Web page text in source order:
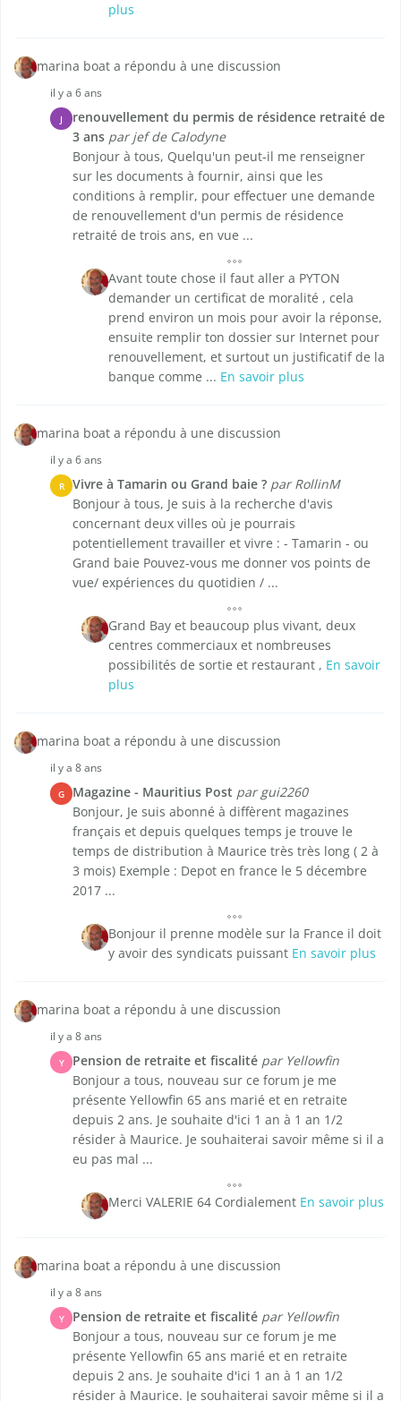
plus
marina boat a répondu à une discussion
il y a 6 ans
J
renouvellement du permis de résidence retraité de
3 ans par jef de Calodyne
Bonjour à tous, Quelqu'un peut-il me renseigner
sur les documents à fournir, ainsi que les
conditions à remplir, pour effectuer une demande
de renouvellement d'un permis de résidence
retraité de trois ans, en vue ...
Avant toute chose il faut aller a PYTON
demander un certificat de moralité , cela
prend environ un mois pour avoir la réponse,
ensuite remplir ton dossier sur Internet pour
renouvellement, et surtout un justificatif de la
banque comme ... En savoir plus
marina boat a répondu à une discussion
il y a 6 ans
R Vivre à Tamarin ou Grand baie ? par RollinM
Bonjour à tous, Je suis à la recherche d'avis
concernant deux villes où je pourrais
potentiellement travailler et vivre : - Tamarin - ou
Grand baie Pouvez-vous me donner vos points de
vue/ expériences du quotidien / ...
Grand Bay et beaucoup plus vivant, deux
centres commerciaux et nombreuses
possibilités de sortie et restaurant , En savoir
plus
marina boat a répondu à une discussion
il y a 8 ans
G Magazine - Mauritius Post par gui2260
Bonjour, Je suis abonné à diffèrent magazines
français et depuis quelques temps je trouve le
temps de distribution à Maurice très très long ( 2 à
3 mois) Exemple : Depot en france le 5 décembre
2017 ...
Bonjour il prenne modèle sur la France il doit
y avoir des syndicats puissant En savoir plus
marina boat a répondu à une discussion
il y a 8 ans
Y Pension de retraite et fiscalité par Yellowfin
Bonjour a tous, nouveau sur ce forum je me
présente Yellowfin 65 ans marié et en retraite
depuis 2 ans. Je souhaite d'ici 1 an à 1 an 1/2
résider à Maurice. Je souhaiterai savoir même si il a
eu pas mal ...
Merci VALERIE 64 Cordialement En savoir plus
marina boat a répondu à une discussion
il y a 8 ans
Y Pension de retraite et fiscalité par Yellowfin
Bonjour a tous, nouveau sur ce forum je me
présente Yellowfin 65 ans marié et en retraite
depuis 2 ans. Je souhaite d'ici 1 an à 1 an 1/2
résider à Maurice. Je souhaiterai savoir même si il a